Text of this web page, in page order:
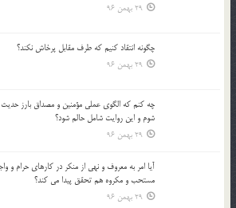
29 بهمن 96
چگونه انتقاد كنيم كه طرف مقابل پرخاش نكند؟
29 بهمن 96
چه كنم كه الگوي عملي مؤمنين و مصداق بارز حديث
شوم و اين روايت شامل حالم شود؟
29 بهمن 96
آيا امر به معروف و نهي از منكر در كارهاي حرام و
مستحب و مكروه هم تحقق پيدا مي كند؟
29 بهمن 96